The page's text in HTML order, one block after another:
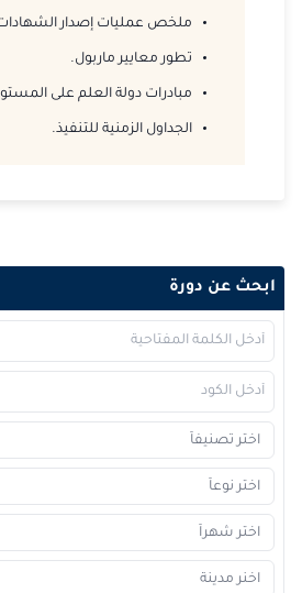
ملخص عمليات إصدار
تطور معايير ماربول.
مبادرات دولة العلم على
الجداول الزمنية للتنفيذ.
ابحث عن دورة